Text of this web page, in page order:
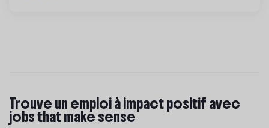
Trouve un emploi à impact positif avec
jobs that make sense